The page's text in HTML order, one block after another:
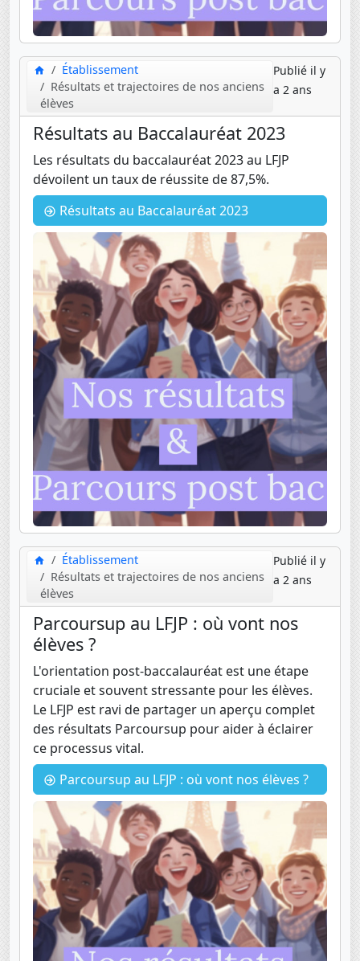
Établissement
Résultats et trajectoires de nos anciens
élèves
Publié il y
a 2 ans
Résultats au Baccalauréat 2023
Les résultats du baccalauréat 2023 au LFJP
dévoilent un taux de réussite de 87,5%.
Résultats au Baccalauréat 2023
Établissement
Résultats et trajectoires de nos anciens
élèves
Publié il y
a 2 ans
Parcoursup au LFJP : où vont nos
élèves ?
L'orientation post-baccalauréat est une étape
cruciale et souvent stressante pour les élèves.
Le LFJP est ravi de partager un aperçu complet
des résultats Parcoursup pour aider à éclairer
ce processus vital.
Parcoursup au LFJP : où vont nos élèves ?